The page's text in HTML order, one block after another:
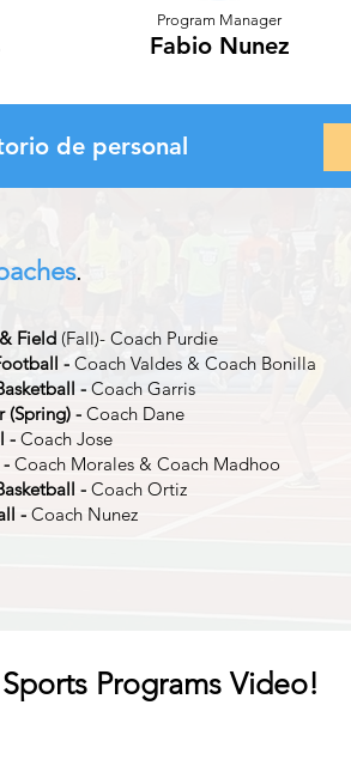
Fabio Nunez
Program Manager
de personal
.
Field (Fall)- Coach Purdie
- Coach Valdes & Coach Bonilla
- Coach Garris
(Spring) - Coach Dane
- Coach Jose
- Coach Morales & Coach Madhoo
- Coach Ortiz
- Coach Nunez
Programs Video!